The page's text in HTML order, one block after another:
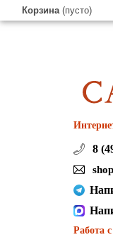
Корзина (пусто)
8
Работа